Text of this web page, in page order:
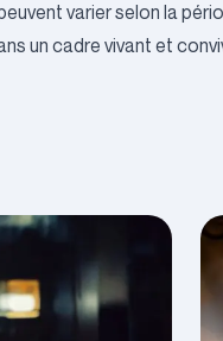
varier selon la
un cadre vivant et